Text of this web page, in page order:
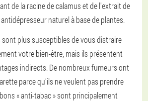
de la racine de calamus et de l'extrait de
naturel à base de plantes.
sont plus susceptibles de vous distraire
votre bien-être, mais ils présentent
indirects. De nombreux fumeurs ont
parce qu’ils ne veulent pas prendre
« anti-tabac » sont principalement